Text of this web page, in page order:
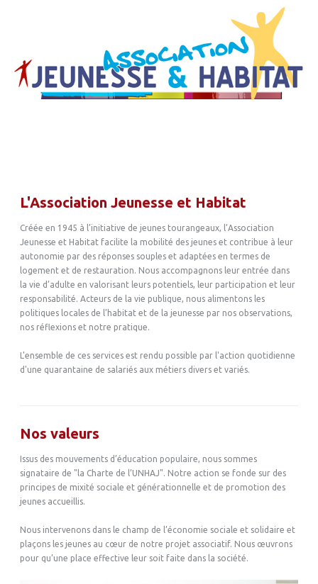
L'Association Jeunesse et Habitat
Créée en 1945 à l’initiative de jeunes tourangeaux, l’Association
Jeunesse et Habitat facilite la mobilité des jeunes et contribue à leur
autonomie par des réponses souples et adaptées en termes de
logement et de restauration. Nous accompagnons leur entrée dans
la vie d’adulte en valorisant leurs potentiels, leur participation et leur
responsabilité. Acteurs de la vie publique, nous alimentons les
politiques locales de l’habitat et de la jeunesse par nos observations,
nos réflexions et notre pratique.
L'ensemble de ces services est rendu possible par l'action quotidienne
d'une quarantaine de salariés aux métiers divers et variés.
Nos valeurs
Issus des mouvements d’éducation populaire, nous sommes
signataire de "la Charte de l’UNHAJ". Notre action se fonde sur des
principes de mixité sociale et générationnelle et de promotion des
jeunes accueillis.
Nous intervenons dans le champ de l’économie sociale et solidaire et
plaçons les jeunes au cœur de notre projet associatif. Nous œuvrons
pour qu’une place effective leur soit faite dans la société.